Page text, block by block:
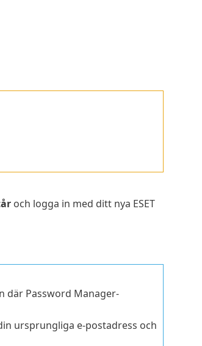
och logga in med ditt nya ESET
där Password Manager-
ursprungliga e-postadress och